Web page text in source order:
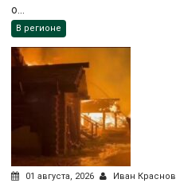
о...
В регионе
01 августа, 2026 Иван Краснов